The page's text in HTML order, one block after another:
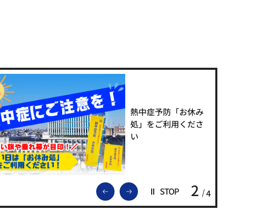
前のスライドを表示
次のスライドを表示
STOP 2 4
熱中症予防「お休み
処」をご利用くださ
い